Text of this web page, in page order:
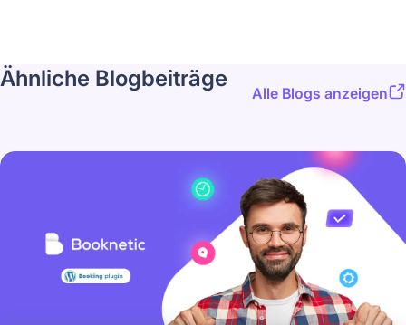
Ähnliche Blogbeiträge
Alle Blogs anzeigen